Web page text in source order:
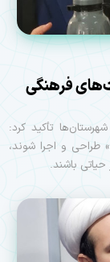
فرهنگی
تأکید کرد:
طراحی و اجرا شوند،
حیاتی باشند.